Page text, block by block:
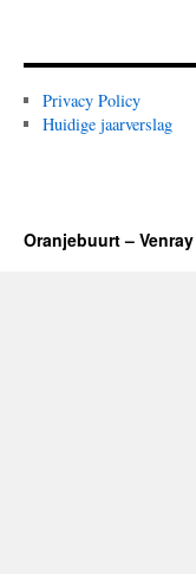
Privacy Policy
Huidige jaarverslag
Oranjebuurt – Venray